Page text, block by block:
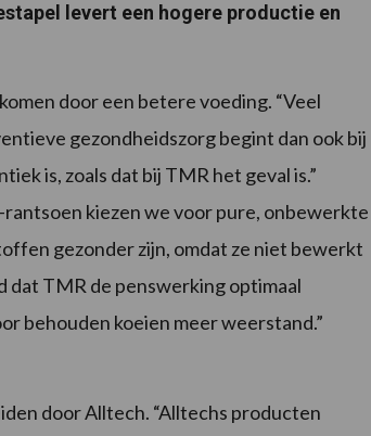
levert een hogere productie en
door een betere voeding. “Veel
gezondheidszorg begint dan ook bij
is, zoals dat bij TMR het geval is.”
kiezen we voor pure, onbewerkte
gezonder zijn, omdat ze niet bewerkt
dat TMR de penswerking optimaal
behouden koeien meer weerstand.”
door Alltech. “Alltechs producten